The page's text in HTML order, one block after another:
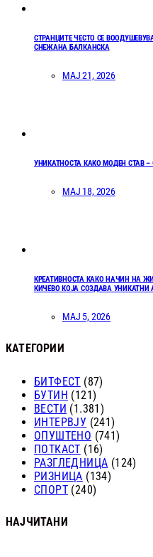
СТРАНЦИТЕ ЧЕСТО СЕ
СНЕЖАНА БАЛКАНСКА
МАЈ 21, 2026
УНИКАТНОСТА КАКО МОДЕН СТАВ
МАЈ 18, 2026
КРЕАТИВНОСТА КАКО НАЧИН НА
КИЧЕВО КОЈА СОЗДАВА УНИКАТНИ
МАЈ 5, 2026
КАТЕГОРИИ
БИТФЕСТ (87)
БУТИН (121)
ВЕСТИ (1.381)
ИНТЕРВЈУ (241)
ОПУШТЕНО (741)
ПОТКАСТ (16)
РАЗГЛЕДНИЦА (124)
РИЗНИЦА (134)
СПОРТ (240)
НАЈЧИТАНИ